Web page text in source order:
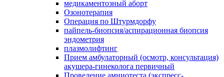
медикаментозный аборт
Озонотерапия
Операция по Штурмдорфу
пайпель-биопсия/аспирационная биопсия
эндометрия
плазмолифтинг
Прием амбулаторный (осмотр, консультация)
акушера-гинеколога первичный
Проведение амниотеста (экспресс-